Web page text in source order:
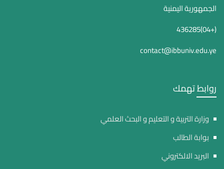
الجمهورية اليمنية
(+04)436285
contact@ibbuniv.edu.ye
روابط تهمك
وزارة التربية و التعليم و البحث العلمي
بوابة الطالب
البريد الالكتروني